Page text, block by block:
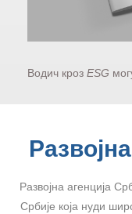
Водич кроз ESG
Развојна агенција
Србије која нуди